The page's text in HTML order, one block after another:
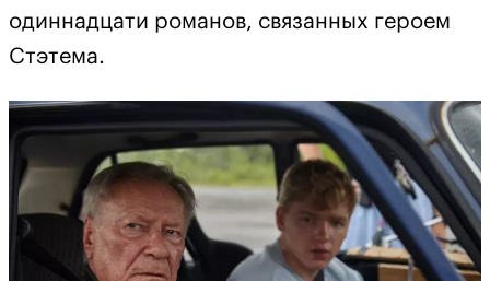
одиннадцати романов, связанных героем
Стэтема.